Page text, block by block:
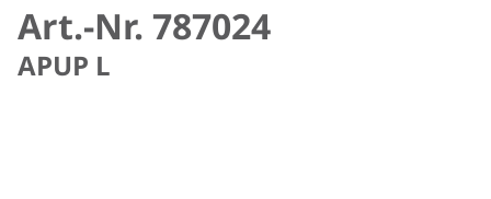
Art.-Nr. 787024
APUP L